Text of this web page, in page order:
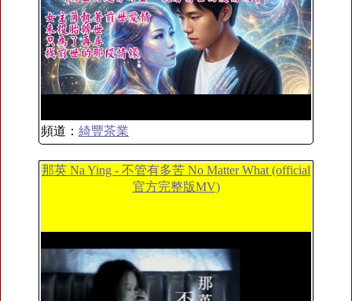
頻道： 綺豐茶業
那英 Na Ying - 不管有多苦 No Matter What (official
官方完整版MV)